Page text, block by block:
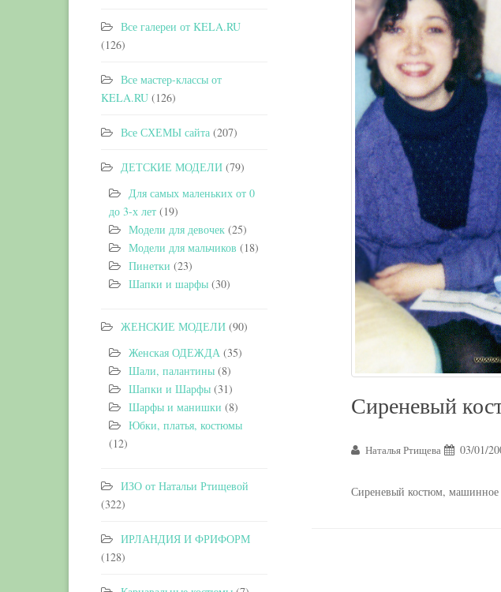
Сиреневый
Наталья Ртищева 03/01/
Сиреневый костюм, машинное
Все галереи от KELA.RU
(126)
Все мастер-классы от
KELA.RU (126)
Все СХЕМЫ сайта (207)
ДЕТСКИЕ МОДЕЛИ (79)
Для самых маленьких от 0
до 3-х лет (19)
Модели для девочек (25)
Модели для мальчиков (18)
Пинетки (23)
Шапки и шарфы (30)
ЖЕНСКИЕ МОДЕЛИ (90)
Женская ОДЕЖДА (35)
Шали, палантины (8)
Шапки и Шарфы (31)
Шарфы и манишки (8)
Юбки, платья, костюмы
(12)
ИЗО от Натальи Ртищевой
(322)
ИРЛАНДИЯ И ФРИФОРМ
(128)